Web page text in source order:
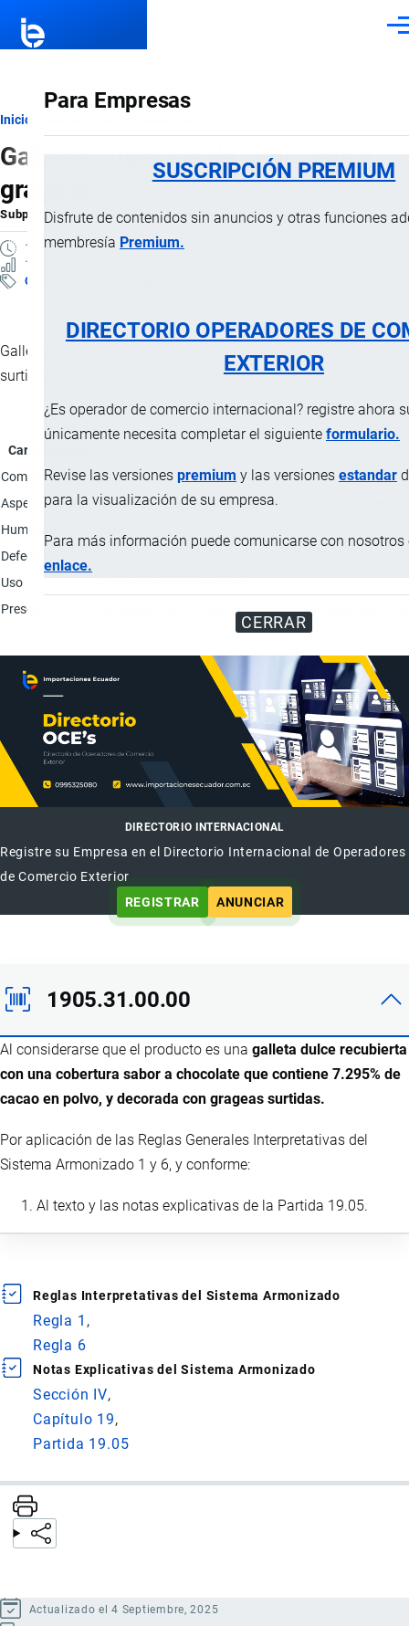
Para Empresas
SUSCRIPCIÓN PREMIUM
Disfrute de contenidos sin anuncios y otras funciones
membresía Premium.
DIRECTORIO OPERADORES DE
EXTERIOR
¿Es operador de comercio internacional? registre ahora
únicamente necesita completar el siguiente formulario.
Revise las versiones premium y las versiones estandar
para la visualización de su empresa.
Para más información puede comunicarse con nosotros
enlace.
CERRAR
Ruta
de
navegación
Inicio
Galletas cubiertas de chocolate y
grageas
Subpartida ArancelariaporImportaciones …, 4 Septiembre, 2025
1 MINUTO
1 VISTAS
Clasificación Arancelaria
Galletas bañadas con cobertura sabor a chocolate y grageas
surtidas.
Característica
Composición p/vGalletas dulces (harina de trigo fortificada, azúcar,
Aspecto físico
Galletas suaves al paladar color marrón con grageas
Humedad
Defectos
Uso
Presentación
Envase primario: Bolsa de 23 gr; Envase secundario:
DIRECTORIO INTERNACIONAL
Registre su Empresa en el Directorio Internacional de Operadores
de Comercio Exterior
REGISTRAR
ANUNCIAR
1905.31.00.00
Al considerarse que el producto es una galleta dulce recubierta
con una cobertura sabor a chocolate que contiene 7.295% de
cacao en polvo, y decorada con grageas surtidas.
Por aplicación de las Reglas Generales Interpretativas del
Sistema Armonizado 1 y 6, y conforme:
Al texto y las notas explicativas de la Partida 19.05.
Reglas Interpretativas del Sistema Armonizado
Regla 1
Regla 6
Notas Explicativas del Sistema Armonizado
Sección IV
Capítulo 19
Partida 19.05
Actualizado el 4 Septiembre, 2025